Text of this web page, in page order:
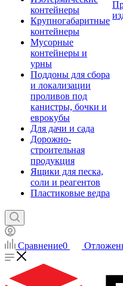
контейнеры
Крупногабаритные
контейнеры
Мусорные
контейнеры и
урны
Поддоны для сбора
и локализации
проливов под
канистры, бочки и
еврокубы
Для дачи и сада
Дорожно-
строительная
продукция
Ящики для песка,
соли и реагентов
Пластиковые ведра
Сравнение0